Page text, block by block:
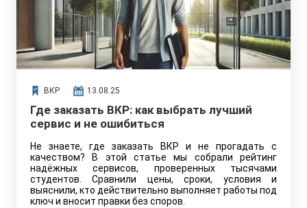
ВКР 13.08.25
Где заказать ВКР: как выбрать лучший
сервис и не ошибиться
Не знаете, где заказать ВКР и не прогадать с
качеством? В этой статье мы собрали рейтинг
надёжных сервисов, проверенных тысячами
студентов. Сравнили цены, сроки, условия и
выяснили, кто действительно выполняет работы под
ключ и вносит правки без споров.